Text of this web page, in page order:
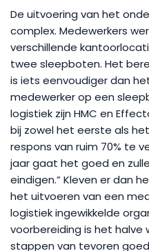
De uitvoering van het
complex. Medewerkers
verschillende
twee sleepboten. Het
is iets eenvoudiger dan
medewerker op een
logistiek zijn HMC en
bij zowel het eerste als
respons van ruim 70% te
jaar gaat het goed en
eindigen.” Kleven er dan
het uitvoeren van een
logistiek ingewikkelde
voorbereiding is het halve
stappen van tevoren